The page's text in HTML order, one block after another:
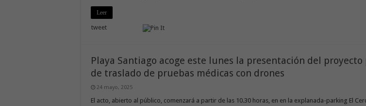
Leer
tweet
Playa Santiago acoge este lunes la presentación del
de traslado de pruebas médicas con drones
24 mayo, 2025
El acto, abierto al público, comenzará a partir de las 10.30 horas, en en la explanada-parking El